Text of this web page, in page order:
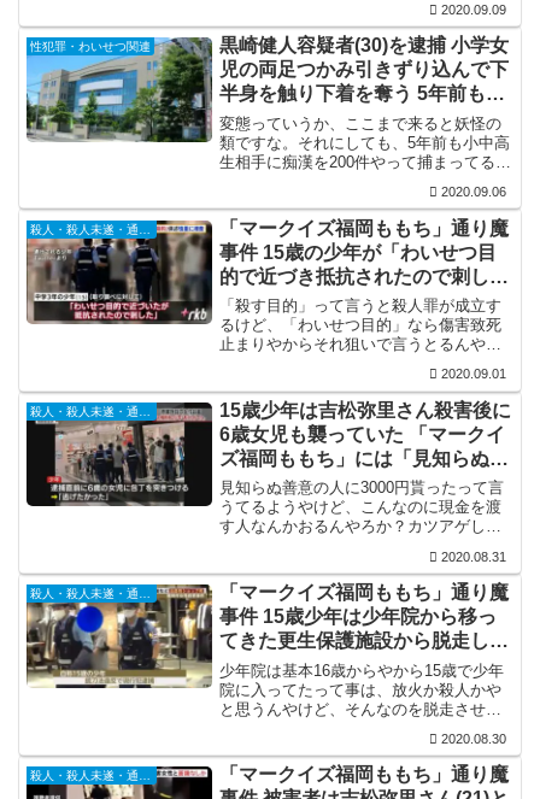
ういう事になるから、小中学生にはちゃ
んと指導せんとあかんな。それにして
も、こないだも小学生がオ...
2020.09.09
性犯罪・わいせつ関連
黒崎健人容疑者(30)を逮捕 小学女
児の両足つかみ引きずり込んで下
半身を触り下着を奪う 5年前も痴
漢200件で逮捕されている
変態っていうか、ここまで来ると妖怪の
類ですな。それにしても、5年前も小中高
生相手に痴漢を200件やって捕まってるの
犯罪者、特に未成年相手の性犯罪者の再
犯率は8割を超えてるわけで、こういうの
はGPSを埋め込...
2020.09.06
「マークイズ福岡ももち」通り魔
事件 15歳の少年が「わいせつ目
的で近づき抵抗されたので刺し
た」と供述
「殺す目的」って言うと殺人罪が成立す
るけど、「わいせつ目的」なら傷害致死
止まりやからそれ狙いで言うとるんやろ
首を狙って滅多刺しやし、そもそも吉松
弥里さんを襲う前に包丁を万引きしてる
んやから、その言い訳は通...
2020.09.01
15歳少年は吉松弥里さん殺害後に
6歳女児も襲っていた 「マークイ
ズ福岡ももち」には「見知らぬ人
から3000円もらってバスで来
た」
見知らぬ善意の人に3000円貰ったって言
うてるようやけど、こんなのに現金を渡
す人なんかおるんやろか？カツアゲした
里さんの次は6歳女児を襲ってるってな
ぁ。こういう「誰でも良かった」的な犯
行で自分よりも確実に...
2020.08.31
「マークイズ福岡ももち」通り魔
事件 15歳少年は少年院から移っ
てきた更生保護施設から脱走して
いた
少年院は基本16歳からやから15歳で少年
院に入ってたって事は、放火か殺人かや
と思うんやけど、そんなのを脱走させて
ね。ちゅうか、もうこれは「ヒト」やな
くて「害獣」として扱った方がええと思
うんやけど。
2020.08.30
殺人・殺人未遂・通り魔
「マークイズ福岡ももち」通り魔